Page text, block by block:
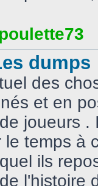
dumps
des
et en
joueurs .
le temps à
ils
l'histoire